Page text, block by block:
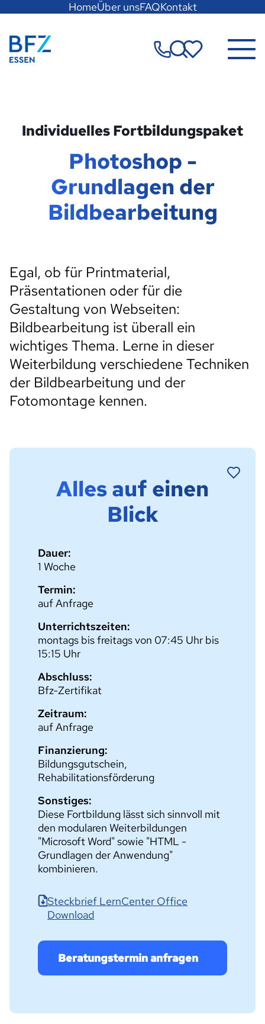
Seite
anspringen
HomeÜber unsFAQKontakt
Zur Startseite Merkzettel
Individuelles Fortbildungspaket
Photoshop -
Grundlagen der
Bildbearbeitung
Egal, ob für Printmaterial,
Präsentationen oder für die
Gestaltung von Webseiten:
Bildbearbeitung ist überall ein
wichtiges Thema. Lerne in dieser
Weiterbildung verschiedene Techniken
der Bildbearbeitung und der
Fotomontage kennen.
Alles auf einen
Blick
Dauer:
1 Woche
Termin:
auf Anfrage
Unterrichtszeiten:
montags bis freitags von 07:45 Uhr bis
15:15 Uhr
Abschluss:
Bfz-Zertifikat
Zeitraum:
auf Anfrage
Finanzierung:
Bildungsgutschein,
Rehabilitationsförderung
Sonstiges:
Diese Fortbildung lässt sich sinnvoll mit
den modularen Weiterbildungen
"Microsoft Word" sowie "HTML -
Grundlagen der Anwendung"
kombinieren.
Steckbrief LernCenter Office
Download
Beratungstermin anfragen